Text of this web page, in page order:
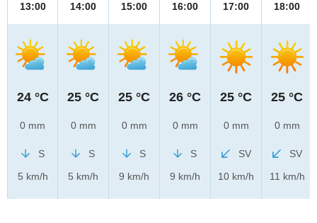
13:00
24 °C
0 mm
S
5 km/h
14:00
25 °C
0 mm
S
5 km/h
15:00
25 °C
0 mm
S
9 km/h
16:00
26 °C
0 mm
S
9 km/h
17:00
25 °C
0 mm
SV
10 km/h
18:00
25 °C
0 mm
SV
11 km/h